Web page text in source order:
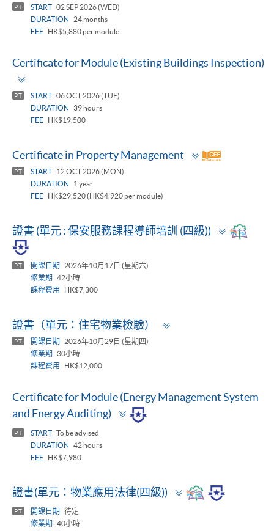
PT START 02 SEP 2026 (WED)
DURATION
24 months
FEE
HK$5,880 per module
Certificate for Module (Existing Buildings Inspection)
PT START 06 OCT 2026 (TUE)
DURATION
39 hours
FEE
HK$19,500
Certificate in Property Management
Toggle
panel
PT START
12 OCT 2026 (MON)
DURATION
1 year
FEE
HK$29,520 (HK$4,920 per module)
證書 (單元 : 保安服務課程導師培訓 (四級))
Toggle
panel
PT 開課日期
2026年10月17日 (星期六)
修業期
42小時
課程費用
HK$7,300
證書（單元：住宅物業檢驗）
PT 開課日期
2026年10月29日 (星期四)
修業期
30小時
課程費用
HK$12,000
Certificate for Module (Energy Management System
and Energy Auditing)
Toggle
panel
PT START To be advised
DURATION
42 hours
FEE
HK$7,980
證書(單元：物業應用法律(四級))
Toggle
panel
PT 開課日期
待定
修業期
40小時